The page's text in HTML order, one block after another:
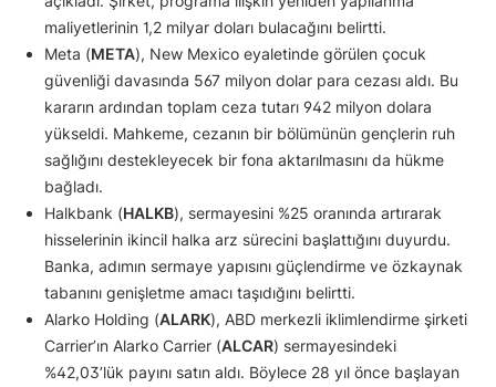
maliyetlerinin 1,2 milyar doları bulacağını belirtti.
Meta (META), New Mexico eyaletinde görülen çocuk
güvenliği davasında 567 milyon dolar para cezası aldı. Bu
kararın ardından toplam ceza tutarı 942 milyon dolara
yükseldi. Mahkeme, cezanın bir bölümünün gençlerin ruh
sağlığını destekleyecek bir fona aktarılmasını da hükme
bağladı.
Halkbank (HALKB), sermayesini %25 oranında artırarak
hisselerinin ikincil halka arz sürecini başlattığını duyurdu.
Banka, adımın sermaye yapısını güçlendirme ve özkaynak
tabanını genişletme amacı taşıdığını belirtti.
Alarko Holding (ALARK), ABD merkezli iklimlendirme şirketi
Carrier’ın Alarko Carrier (ALCAR) sermayesindeki
%42,03’lük payını satın aldı. Böylece 28 yıl önce başlayan